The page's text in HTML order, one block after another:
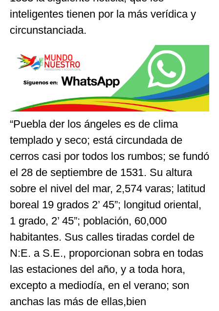
inteligentes tienen por la más verídica y
circunstanciada.
“Puebla der los ángeles es de clima
templado y seco; está circundada de
cerros casi por todos los rumbos; se fundó
el 28 de septiembre de 1531. Su altura
sobre el nivel del mar, 2,574 varas; latitud
boreal 19 grados 2’ 45”; longitud oriental,
1 grado, 2’ 45”; población, 60,000
habitantes. Sus calles tiradas cordel de
N:E. a S.E., proporcionan sobra en todas
las estaciones del año, y a toda hora,
excepto a mediodía, en el verano; son
anchas las más de ellas,bien